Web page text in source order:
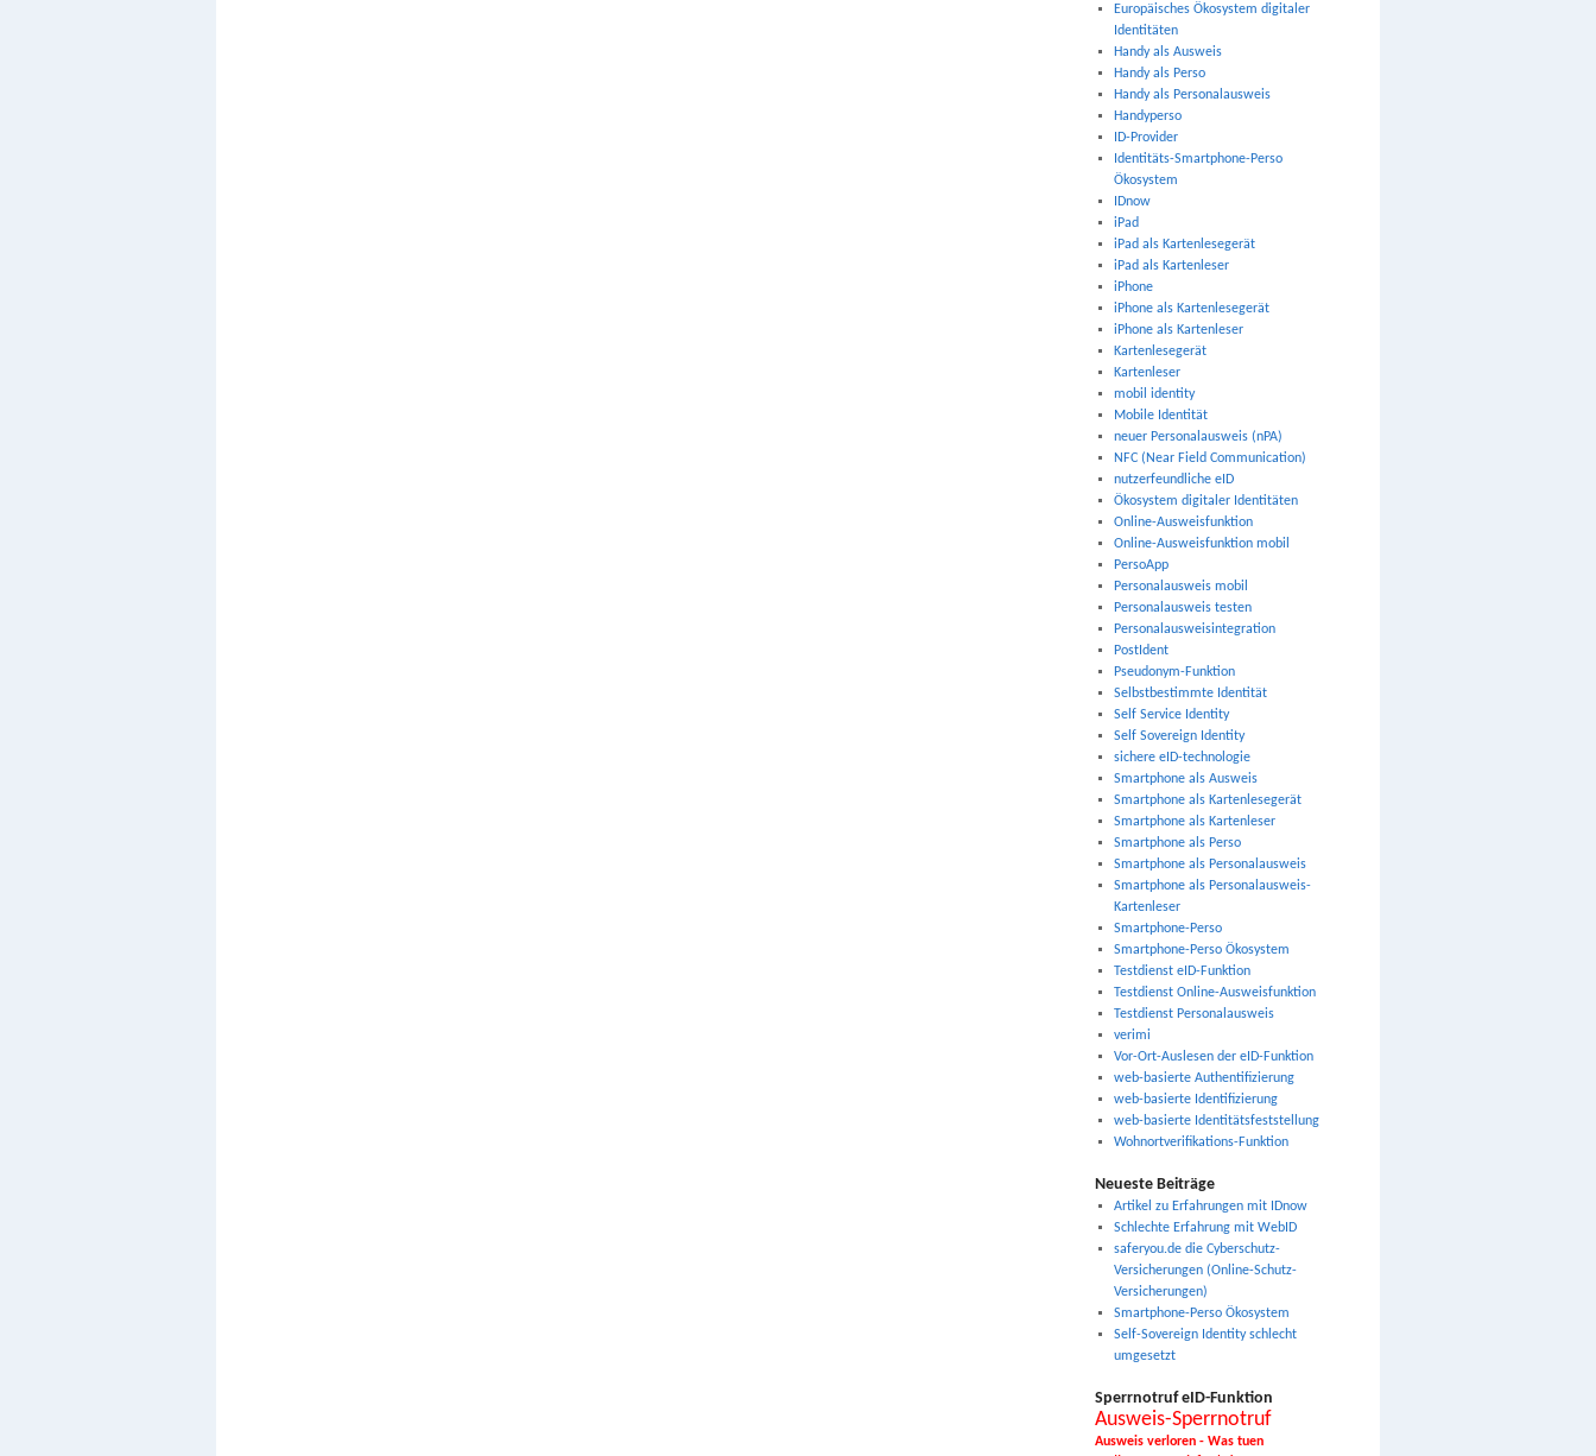
Europäisches Ökosystem digitaler
Identitäten
Handy als Ausweis
Handy als Perso
Handy als Personalausweis
Handyperso
ID-Provider
Identitäts-Smartphone-Perso
Ökosystem
IDnow
iPad
iPad als Kartenlesegerät
iPad als Kartenleser
iPhone
iPhone als Kartenlesegerät
iPhone als Kartenleser
Kartenlesegerät
Kartenleser
mobil identity
Mobile Identität
neuer Personalausweis (nPA)
NFC (Near Field Communication)
nutzerfeundliche eID
Ökosystem digitaler Identitäten
Online-Ausweisfunktion
Online-Ausweisfunktion mobil
PersoApp
Personalausweis mobil
Personalausweis testen
Personalausweisintegration
PostIdent
Pseudonym-Funktion
Selbstbestimmte Identität
Self Service Identity
Self Sovereign Identity
sichere eID-technologie
Smartphone als Ausweis
Smartphone als Kartenlesegerät
Smartphone als Kartenleser
Smartphone als Perso
Smartphone als Personalausweis
Smartphone als Personalausweis-
Kartenleser
Smartphone-Perso
Smartphone-Perso Ökosystem
Testdienst eID-Funktion
Testdienst Online-Ausweisfunktion
Testdienst Personalausweis
verimi
Vor-Ort-Auslesen der eID-Funktion
web-basierte Authentifizierung
web-basierte Identifizierung
web-basierte Identitätsfeststellung
Wohnortverifikations-Funktion
Neueste Beiträge
Artikel zu Erfahrungen mit IDnow
Schlechte Erfahrung mit WebID
saferyou.de die Cyberschutz-
Versicherungen (Online-Schutz-
Versicherungen)
Smartphone-Perso Ökosystem
Self-Sovereign Identity schlecht
umgesetzt
Sperrnotruf eID-Funktion
Ausweis-Sperrnotruf
Ausweis verloren - Was tuen